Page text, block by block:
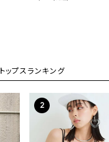
トップスランキング